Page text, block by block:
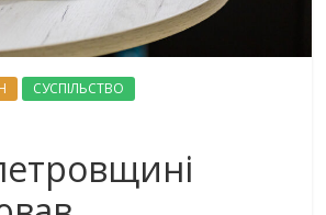
СУСПІЛЬСТВО